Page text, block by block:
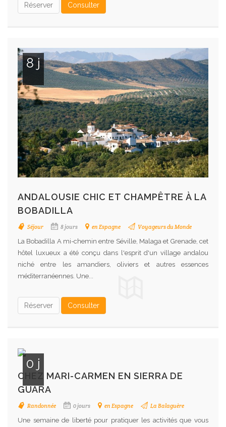
Réserver Consulter
8 j
ANDALOUSIE CHIC ET CHAMPÊTRE À LA
BOBADILLA
Séjour 8 jours en Espagne Voyageurs du Monde
La Bobadilla A mi-chemin entre Séville, Malaga et Grenade, cet
hôtel luxueux a été conçu dans l'esprit d'un village andalou
niché entre les amandiers, oliviers et autres essences
méditerranéennes. Une...
Réserver Consulter
0 j
CHEZ MARI-CARMEN EN SIERRA DE
GUARA
Randonnée 0 jours en Espagne La Balaguère
Une semaine de liberté pour pratiquer les activités que vous